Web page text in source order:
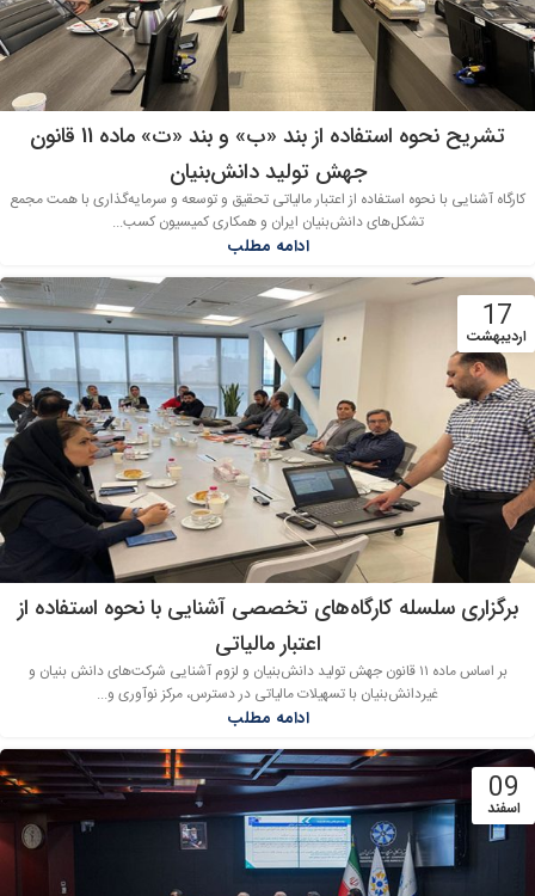
تشریح نحوه استفاده از بند «ب» و بند «ت» ماده 11 قانون
جهش تولید دانش‌بنیان
کارگاه آشنایی با نحوه استفاده از اعتبار مالیاتی تحقیق و توسعه و سرمایه‌گذاری با همت مجمع
تشکل‌های دانش‌بنیان ایران و همکاری کمیسیون کسب...
ادامه مطلب
17
اردیبهشت
برگزاری سلسله کارگاه‌های تخصصی آشنایی با نحوه استفاده از
اعتبار مالیاتی
بر اساس ماده ۱۱ قانون جهش تولید دانش‌بنیان و لزوم آشنایی شرکت‌های دانش بنیان و
غیردانش‌بنیان با تسهیلات مالیاتی در دسترس، مرکز نوآوری و...
ادامه مطلب
09
اسفند